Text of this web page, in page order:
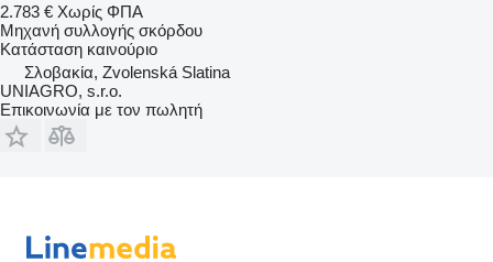
2.783 € Χωρίς ΦΠΑ
Μηχανή συλλογής σκόρδου
Κατάσταση καινούριο
Σλοβακία, Zvolenská Slatina
UNIAGRO, s.r.o.
Επικοινωνία με τον πωλητή